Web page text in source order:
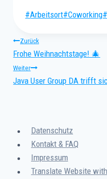
Schlagworte:
#Arbeitsort#Coworking#
Zurück
Frohe Weihnachtstage! 🎄
Weiter
Java User Group DA trifft
Datenschutz
Kontakt & FAQ
Impressum
Translate Website